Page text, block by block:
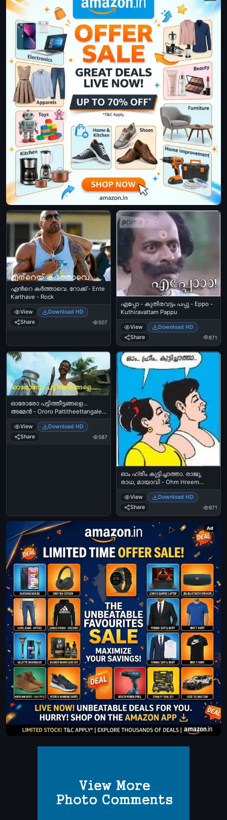
എന്‍റെ കര്‍ത്താവെ. റോക്ക് - Ente
Karthave - Rock
View
Download HD
Share
507
എപ്പോ - കുതിരവട്ടം പപ്പു - Eppo -
Kuthiravattam Pappu
View
Download HD
Share
871
ഓരോരോ പട്ടിത്തീട്ടങ്ങളെ...
അമേന്‍ - Ororo Pattitheettangale..
Amen
View
Download HD
Share
587
ഓം ഹ്രീം കുട്ടിച്ചാത്താ. രാജു,
രാധ, മായാവി - Ohm Hreem
Kuttichatha - Raju, Radha, Mayavi
View
Download HD
Share
971
Ad